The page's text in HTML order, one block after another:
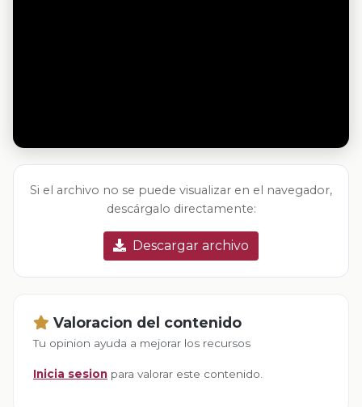
Si el archivo no se puede visualizar en el navegador,
descárgalo directamente:
Descargar archivo
Valoracion del contenido
Tu opinion ayuda a mejorar los recursos
Inicia sesion para valorar este contenido.